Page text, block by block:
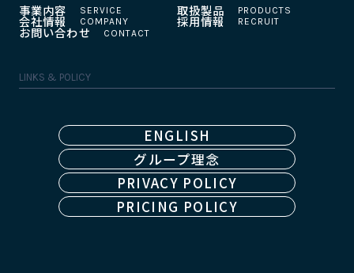
事業内容 取扱製品
会社情報 採用情報
お問い合わせ
LINKS & POLICY
ENGLISH
グループ理念
PRIVACY POLICY
PRICING POLICY